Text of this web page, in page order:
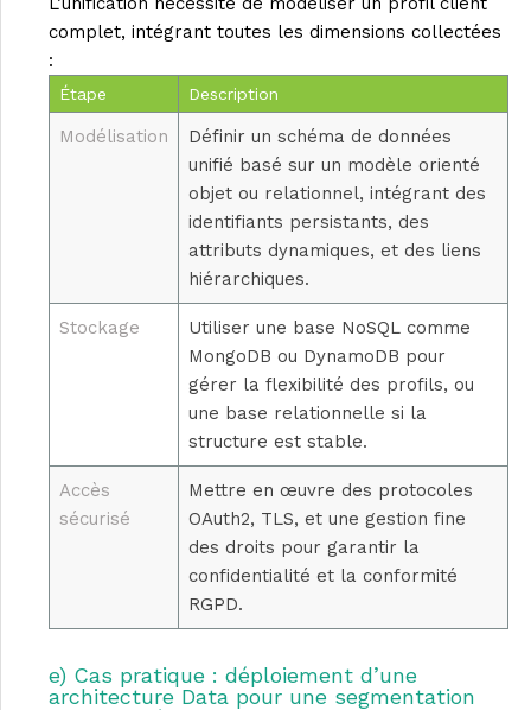
complet, intégrant toutes les dimensions collectées
:
Étape Description
Modélisation
Définir un schéma de données
unifié basé sur un modèle orienté
objet ou relationnel, intégrant des
identifiants persistants, des
attributs dynamiques, et des liens
hiérarchiques.
Stockage
Utiliser une base NoSQL comme
MongoDB ou DynamoDB pour
gérer la flexibilité des profils, ou
une base relationnelle si la
structure est stable.
Accès
sécurisé
Mettre en œuvre des protocoles
OAuth2, TLS, et une gestion fine
des droits pour garantir la
confidentialité et la conformité
RGPD.
e) Cas pratique : déploiement d’une
architecture Data pour une segmentation